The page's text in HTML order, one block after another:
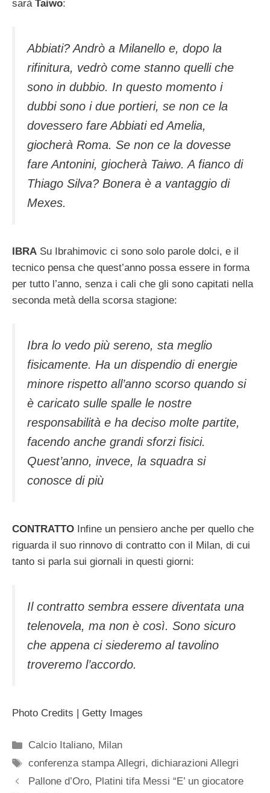
sarà Taiwo:
Abbiati? Andrò a Milanello e, dopo la
rifinitura, vedrò come stanno quelli che
sono in dubbio. In questo momento i
dubbi sono i due portieri, se non ce la
dovessero fare Abbiati ed Amelia,
giocherà Roma. Se non ce la dovesse
fare Antonini, giocherà Taiwo. A fianco di
Thiago Silva? Bonera è a vantaggio di
Mexes.
IBRA Su Ibrahimovic ci sono solo parole dolci, e il
tecnico pensa che quest’anno possa essere in forma
per tutto l’anno, senza i cali che gli sono capitati nella
seconda metà della scorsa stagione:
Ibra lo vedo più sereno, sta meglio
fisicamente. Ha un dispendio di energie
minore rispetto all’anno scorso quando si
è caricato sulle spalle le nostre
responsabilità e ha deciso molte partite,
facendo anche grandi sforzi fisici.
Quest’anno, invece, la squadra si
conosce di più
CONTRATTO Infine un pensiero anche per quello che
riguarda il suo rinnovo di contratto con il Milan, di cui
tanto si parla sui giornali in questi giorni:
Il contratto sembra essere diventata una
telenovela, ma non è così. Sono sicuro
che appena ci siederemo al tavolino
troveremo l’accordo.
Photo Credits | Getty Images
Categorie
Calcio Italiano, Milan
Tag
conferenza stampa Allegri,dichiarazioni Allegri
Pallone d’Oro, Platini tifa Messi “E’ un giocatore